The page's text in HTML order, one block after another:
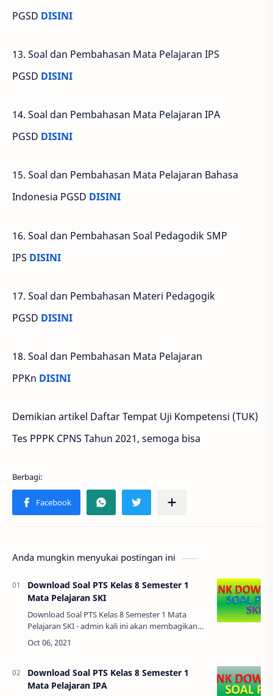
PGSD DISINI
13. Soal dan Pembahasan Mata Pelajaran IPS
PGSD DISINI
14. Soal dan Pembahasan Mata Pelajaran IPA
PGSD DISINI
15. Soal dan Pembahasan Mata Pelajaran Bahasa
Indonesia PGSD DISINI
16. Soal dan Pembahasan Soal Pedagodik SMP
IPS DISINI
17. Soal dan Pembahasan Materi Pedagogik
PGSD DISINI
18. Soal dan Pembahasan Mata Pelajaran
PPKn DISINI
Demikian artikel Daftar Tempat Uji Kompetensi (TUK)
Tes PPPK CPNS Tahun 2021, semoga bisa
Anda mungkin menyukai postingan ini
Download Soal PTS Kelas 8 Semester 1
Mata Pelajaran SKI
Download Soal PTS Kelas 8 Semester 1 Mata
Pelajaran SKI - admin kali ini akan membagikan
soal pts/uts mata pelajaran SKI agar di download
bapak ibu guru, agar bisa untuk refer…
Download Soal PTS Kelas 8 Semester 1
Mata Pelajaran IPA